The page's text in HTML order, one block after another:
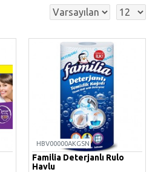
HBV00000AKGSN
Familia Deterjanlı Rulo
Havlu